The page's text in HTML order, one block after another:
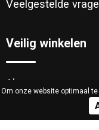
Veelgestelde
Veilig winkelen
Algemene
Om onze website optimaal